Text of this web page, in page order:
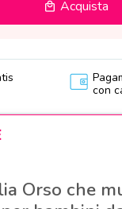
local_mall Acquista
con
Orso che